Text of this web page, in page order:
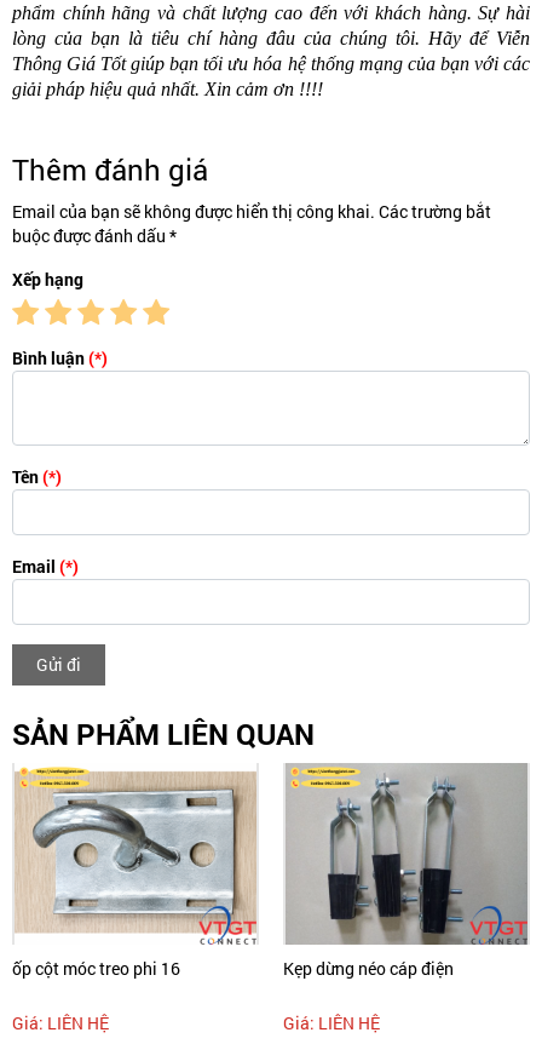
phẩm chính hãng và chất lượng cao đến với khách hàng. Sự hài
lòng của bạn là tiêu chí hàng đâu của chúng tôi. Hãy để Viễn
Thông Giá Tốt giúp bạn tối ưu hóa hệ thống mạng của bạn với các
giải pháp hiệu quả nhất. Xin cảm ơn !!!!
Thêm đánh giá
Email của bạn sẽ không được hiển thị công khai. Các trường bắt
buộc được đánh dấu *
Xếp hạng
Bình luận(*)
Tên(*)
Email (*)
Gửi đi
SẢN PHẨM LIÊN QUAN
ốp cột móc treo phi 16
Giá: LIÊN HỆ
Kẹp dừng néo cáp điện
Giá: LIÊN HỆ